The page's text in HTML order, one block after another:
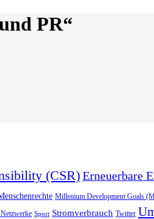
PR“
(CSR)Erneuerbare
Millenium Development Goals
Sport Stromverbrauch Twitter